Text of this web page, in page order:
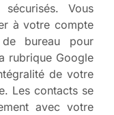
Vous
à votre compte
bureau pour
rubrique Google
de votre
Les contacts se
avec votre